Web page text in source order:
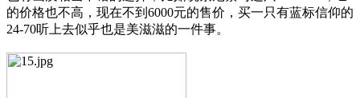
的价格也不高，现在不到6000元的售价，买一只有蓝标信仰的
24-70听上去似乎也是美滋滋的一件事。